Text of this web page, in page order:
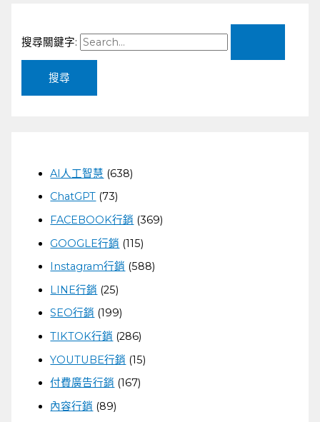
搜尋關鍵字:
AI人工智慧 (638)
ChatGPT (73)
FACEBOOK行銷 (369)
GOOGLE行銷 (115)
Instagram行銷 (588)
LINE行銷 (25)
SEO行銷 (199)
TIKTOK行銷 (286)
YOUTUBE行銷 (15)
付費廣告行銷 (167)
內容行銷 (89)